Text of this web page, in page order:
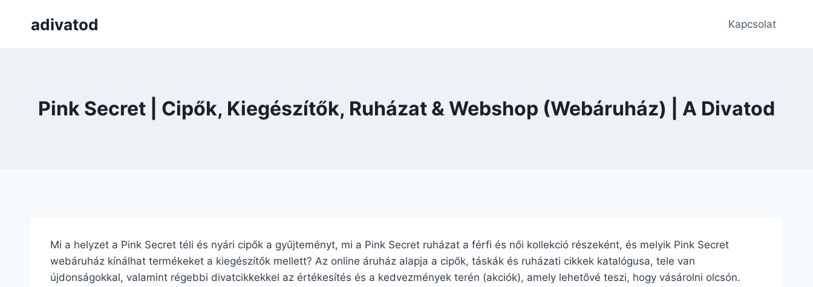
adivatod Kapcsolat
Pink Secret | Cipők, Kiegészítők, Ruházat & Webshop (Webáruház) | A Divatod
Mi a helyzet a Pink Secret téli és nyári cipők a gyűjteményt, mi a Pink Secret ruházat a férfi és női kollekció részeként, és melyik Pink Secret
webáruház kínálhat termékeket a kiegészítők mellett? Az online áruház alapja a cipők, táskák és ruházati cikkek katalógusa, tele van
újdonságokkal, valamint régebbi divatcikkekkel az értékesítés és a kedvezmények terén (akciók), amely lehetővé teszi, hogy vásárolni olcsón.